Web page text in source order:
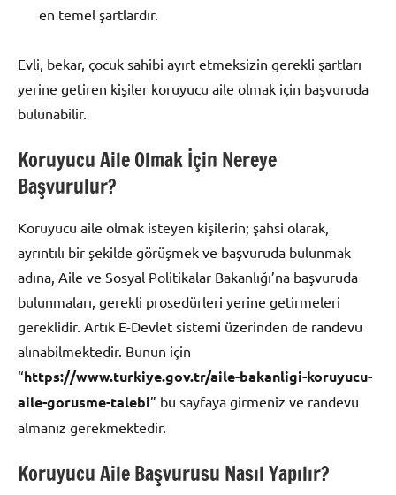
en temel şartlardır.
Evli, bekar, çocuk sahibi ayırt etmeksizin gerekli şartları
yerine getiren kişiler koruyucu aile olmak için başvuruda
bulunabilir.
Koruyucu Aile Olmak İçin Nereye
Başvurulur?
Koruyucu aile olmak isteyen kişilerin; şahsi olarak,
ayrıntılı bir şekilde görüşmek ve başvuruda bulunmak
adına, Aile ve Sosyal Politikalar Bakanlığı’na başvuruda
bulunmaları, gerekli prosedürleri yerine getirmeleri
gereklidir. Artık E-Devlet sistemi üzerinden de randevu
alınabilmektedir. Bunun için
“https://www.turkiye.gov.tr/aile-bakanligi-koruyucu-
aile-gorusme-talebi” bu sayfaya girmeniz ve randevu
almanız gerekmektedir.
Koruyucu Aile Başvurusu Nasıl Yapılır?